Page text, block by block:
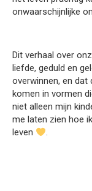
onwaarschijnlijke
Dit verhaal over
liefde, geduld en
overwinnen, en dat
komen in vormen
niet alleen mijn
me laten zien hoe
leven
.